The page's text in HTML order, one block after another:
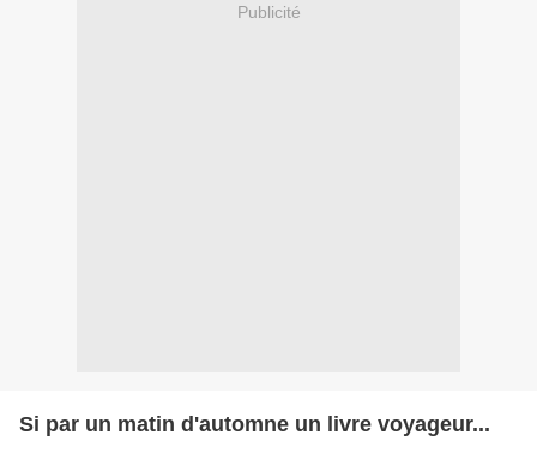
Publicité
Si par un matin d'automne un livre voyageur...